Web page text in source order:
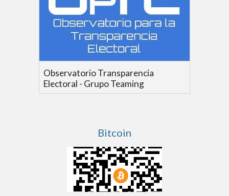
Observatorio Transparencia
Electoral - Grupo Teaming
Bitcoin